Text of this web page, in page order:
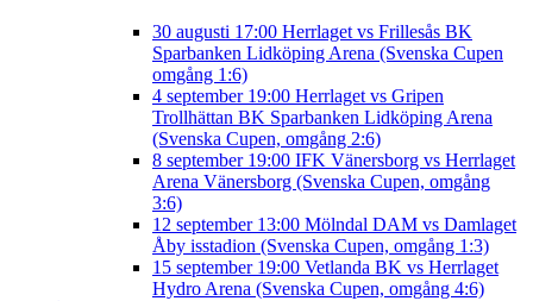
30 augusti 17:00 Herrlaget vs Frillesås BK
Sparbanken Lidköping Arena (Svenska Cupen
omgång 1:6)
4 september 19:00 Herrlaget vs Gripen
Trollhättan BK Sparbanken Lidköping Arena
(Svenska Cupen, omgång 2:6)
8 september 19:00 IFK Vänersborg vs Herrlaget
Arena Vänersborg (Svenska Cupen, omgång
3:6)
12 september 13:00 Mölndal DAM vs Damlaget
Åby isstadion (Svenska Cupen, omgång 1:3)
15 september 19:00 Vetlanda BK vs Herrlaget
Hydro Arena (Svenska Cupen, omgång 4:6)